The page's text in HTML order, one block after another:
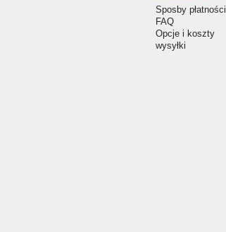
Sposby płatności
FAQ
Opcje i koszty
wysyłki